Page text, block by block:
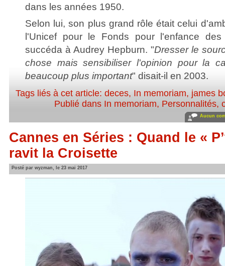
dans les années 1950.
Selon lui, son plus grand rôle était celui
l'Unicef pour le Fonds pour l'enfance
succéda à Audrey Hepburn. "Dresser le
chose mais sensibiliser l'opinion pour la
beaucoup plus important" disait-il en 2003.
Tags liés à cet article:deces, In memoriam, james
Publié dans In memoriam, Personnalités,
Aucun
Cannes en Séries : Quand le «
ravit la Croisette
Posté par wyzman, le 23 mai 2017